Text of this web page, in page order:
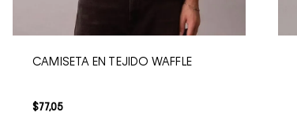
CAMISETA EN TEJIDO WAFFLE
$77,05